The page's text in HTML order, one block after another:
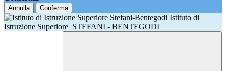
Annulla Conferma
Istituto di
Istruzione Superiore STEFANI - BENTEGODI